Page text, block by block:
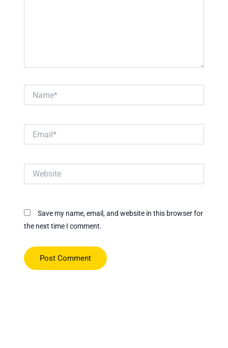
Save my name, email, and website in this browser for
the next time I comment.